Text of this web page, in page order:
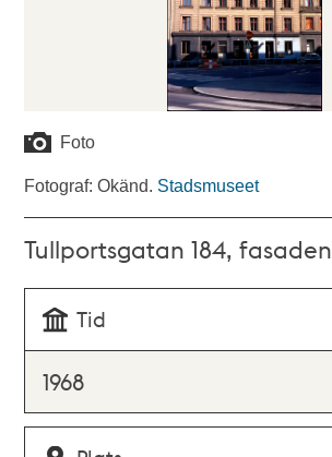
Foto
Fotograf: Okänd. Stadsmuseet
Tullportsgatan 184, fasaden
Tid
1968